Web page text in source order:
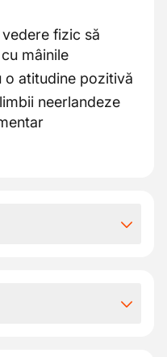
fizic să
mâinile
atitudine pozitivă
neerlandeze